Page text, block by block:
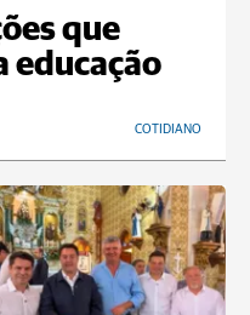
que
educação
COTIDIANO